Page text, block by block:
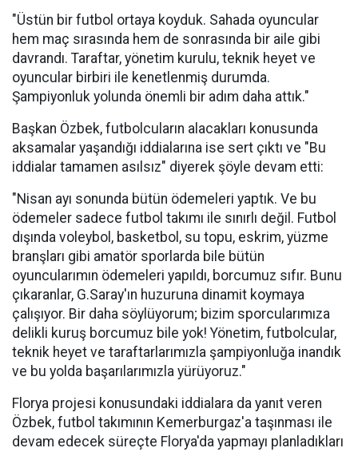
"Üstün bir futbol ortaya koyduk. Sahada oyuncular
hem maç sırasında hem de sonrasında bir aile gibi
davrandı. Taraftar, yönetim kurulu, teknik heyet ve
oyuncular birbiri ile kenetlenmiş durumda.
Şampiyonluk yolunda önemli bir adım daha attık."
Başkan Özbek, futbolcuların alacakları konusunda
aksamalar yaşandığı iddialarına ise sert çıktı ve "Bu
iddialar tamamen asılsız" diyerek şöyle devam etti:
"Nisan ayı sonunda bütün ödemeleri yaptık. Ve bu
ödemeler sadece futbol takımı ile sınırlı değil. Futbol
dışında voleybol, basketbol, su topu, eskrim, yüzme
branşları gibi amatör sporlarda bile bütün
oyuncularımın ödemeleri yapıldı, borcumuz sıfır. Bunu
çıkaranlar, G.Saray'ın huzuruna dinamit koymaya
çalışıyor. Bir daha söylüyorum; bizim sporcularımıza
delikli kuruş borcumuz bile yok! Yönetim, futbolcular,
teknik heyet ve taraftarlarımızla şampiyonluğa inandık
ve bu yolda başarılarımızla yürüyoruz."
Florya projesi konusundaki iddialara da yanıt veren
Özbek, futbol takımının Kemerburgaz'a taşınması ile
devam edecek süreçte Florya'da yapmayı planladıkları